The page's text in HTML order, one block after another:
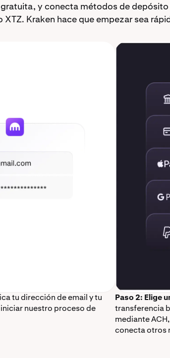
y conecta métodos de
Kraken hace que empezar sea
tu dirección de email y tu
nuestro proceso de
Paso 2: Elige
transferencia
mediante
conecta otros